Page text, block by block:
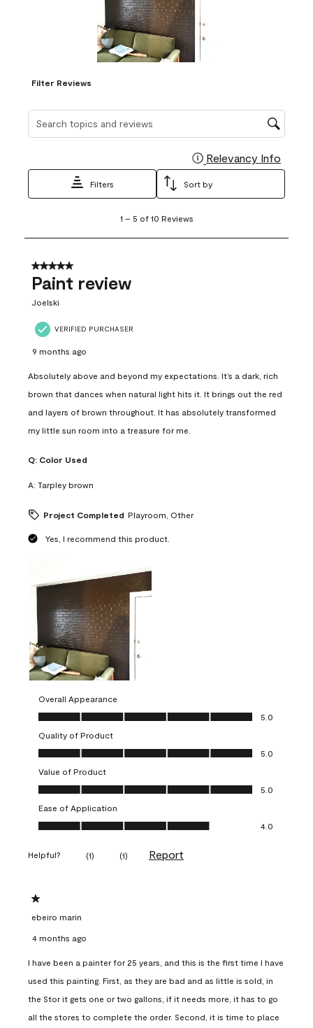
Filter Reviews
Relevancy Info
Filters Sort by
5
10
Reviews
1 – 5 of 10 Reviews
5 out of 5 stars.
Paint review
Joelski
VERIFIED PURCHASER
9 months ago
Absolutely above and beyond my expectations. It’s a dark, rich
brown that dances when natural light hits it. It brings out the red
and layers of brown throughout. It has absolutely transformed
my little sun room into a treasure for me.
Q: Color Used
A: Tarpley brown
Project Completed Playroom, Other
Yes, I recommend this product.
Overall Appearance
Overall Appearance, 5.0 out of 5
5.0
Quality of Product
Quality of Product, 5.0 out of 5
5.0
Value of Product
Value of Product, 5.0 out of 5
5.0
Ease of Application
Ease of Application, 4.0 out of 5
4.0
Helpful? (1) (1) Report
1 out of 5 stars.
ebeiro marin
4 months ago
I have been a painter for 25 years, and this is the first time I have
used this painting. First, as they are bad and as little is sold, in
the Stor it gets one or two gallons, if it needs more, it has to go
all the stores to complete the order. Second, it is time to place